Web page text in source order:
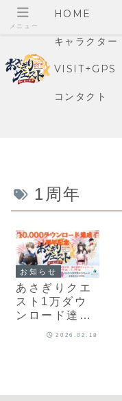
HOME
キャラクター
VISIT+GPS
コンタクト
1周年
お知らせ
あさぎりクエ
スト1万ダウ
ンロード達成
＆1周年記念
2026.02.18
メニュー